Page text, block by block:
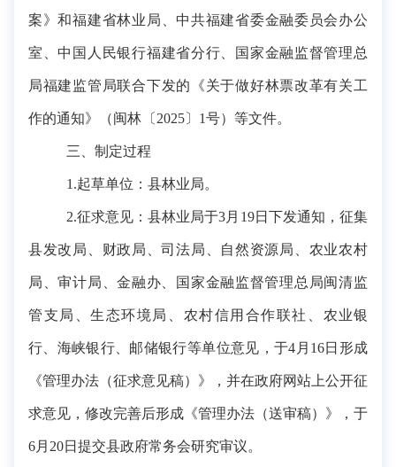
案》和福建省林业局、中共福建省委金融委员会办公
室、中国人民银行福建省分行、国家金融监督管理总
局福建监管局联合下发的《关于做好林票改革有关工
作的通知》 （闽林 〔 2025〕 1号）等文件。
三 、制定过程
1.起草单位：县林业局。
2.征求意见：县林业局于3月19日下发通知，征集
县发改局、财政局、司法局、自然资源局、农业农村
局、审计局、金融办、国家金融监督管理总局闽清监
管支局、生态环境局、农村信用合作联社、 农业银
行、海峡银行、邮储银行等单位意见，于4月16日形成
《管理办法（征求意见稿）》，并在政府网站上公开征
求意见，修改完善后形成《管理办法（送审稿）》，于
6月20日提交县政府常务会研究审议。